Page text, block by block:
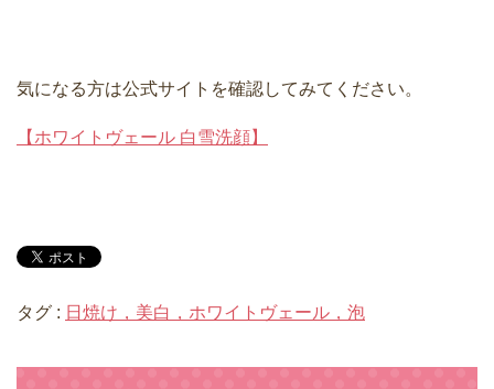
気になる方は公式サイトを確認してみてください。
【ホワイトヴェール 白雪洗顔】
タグ : 日焼け，美白，ホワイトヴェール，泡